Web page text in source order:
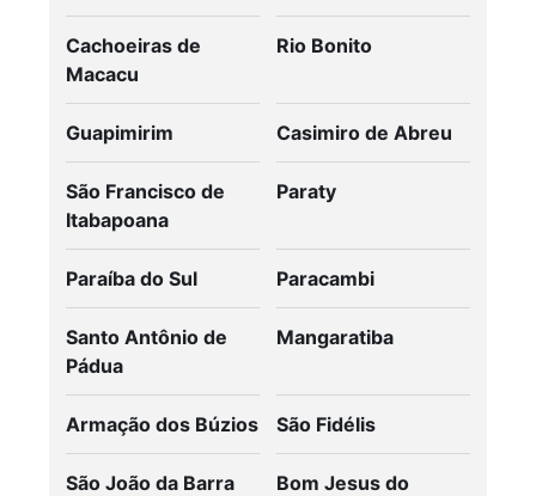
Cachoeiras de
Macacu
Rio Bonito
Guapimirim Casimiro de Abreu
São Francisco de
Itabapoana
Paraty
Paraíba do Sul Paracambi
Santo Antônio de
Pádua
Mangaratiba
Armação dos Búzios São Fidélis
São João da Barra
Bom Jesus do